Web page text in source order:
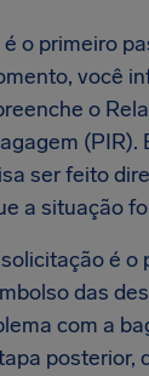
o primeiro
você
o
(PIR).
ser feito
a situação
é o
das
com a
posterior,